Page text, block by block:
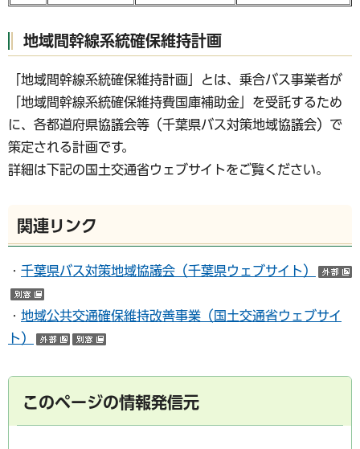
地域間幹線系統確保維持計画
「地域間幹線系統確保維持計画」とは、乗合バス事業者が
「地域間幹線系統確保維持費国庫補助金」を受託するため
に、各都道府県協議会等（千葉県バス対策地域協議会）で
策定される計画です。
詳細は下記の国土交通省ウェブサイトをご覧ください。
関連リンク
・ 千葉県バス対策地域協議会（千葉県ウェブサイト）
・ 地域公共交通確保維持改善事業（国土交通省ウェブサイ
ト）
（外部サイトへリンク）
このページの情報発信元